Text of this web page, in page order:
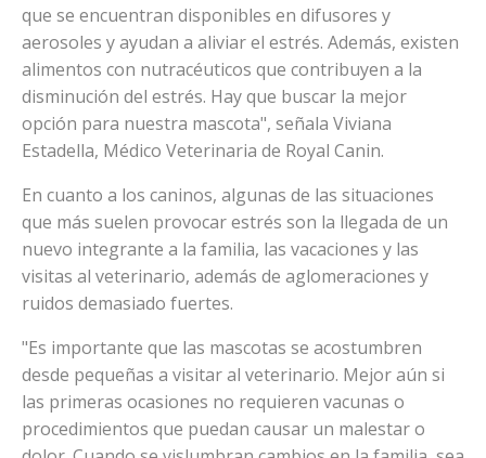
que se encuentran disponibles en difusores y
aerosoles y ayudan a aliviar el estrés. Además, existen
alimentos con nutracéuticos que contribuyen a la
disminución del estrés. Hay que buscar la mejor
opción para nuestra mascota", señala Viviana
Estadella, Médico Veterinaria de Royal Canin.
En cuanto a los caninos, algunas de las situaciones
que más suelen provocar estrés son la llegada de un
nuevo integrante a la familia, las vacaciones y las
visitas al veterinario, además de aglomeraciones y
ruidos demasiado fuertes.
"Es importante que las mascotas se acostumbren
desde pequeñas a visitar al veterinario. Mejor aún si
las primeras ocasiones no requieren vacunas o
procedimientos que puedan causar un malestar o